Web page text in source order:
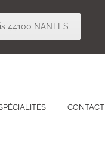
44100 NANTES
CONTACT